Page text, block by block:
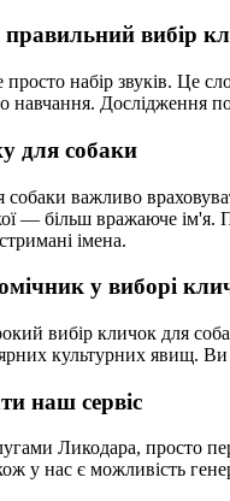
вибір
набір звуків. Це
навчання. Дослідження
для собаки
собаки важливо
— більш вражаюче ім'я.
імена.
у виборі
вибір кличок для
культурних явищ.
наш сервіс
Ликодара, просто
у нас є можливість